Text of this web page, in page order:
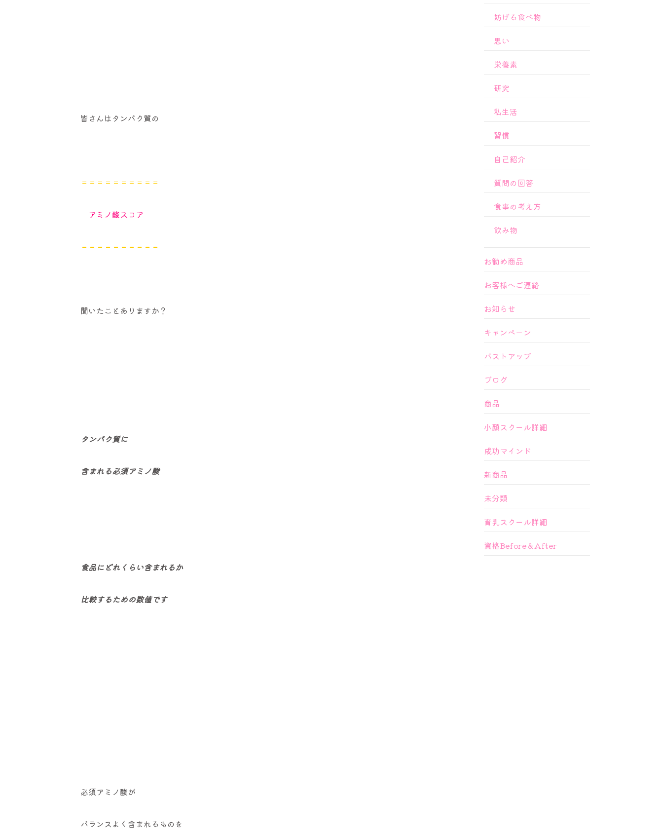
皆さんはタンパク質の
＝＝＝＝＝＝＝＝＝＝
アミノ酸スコア
＝＝＝＝＝＝＝＝＝＝
聞いたことありますか？
タンパク質に
含まれる必須アミノ酸
食品にどれくらい含まれるか
比較するための数値です
必須アミノ酸が
バランスよく含まれるものを
妨げる食べ物
思い
栄養素
研究
私生活
習慣
自己紹介
質問の回答
食事の考え方
飲み物
お勧め商品
お客様へご連絡
お知らせ
キャンペーン
バストアップ
ブログ
商品
小顔スクール詳細
成功マインド
新商品
未分類
育乳スクール詳細
資格Before＆After